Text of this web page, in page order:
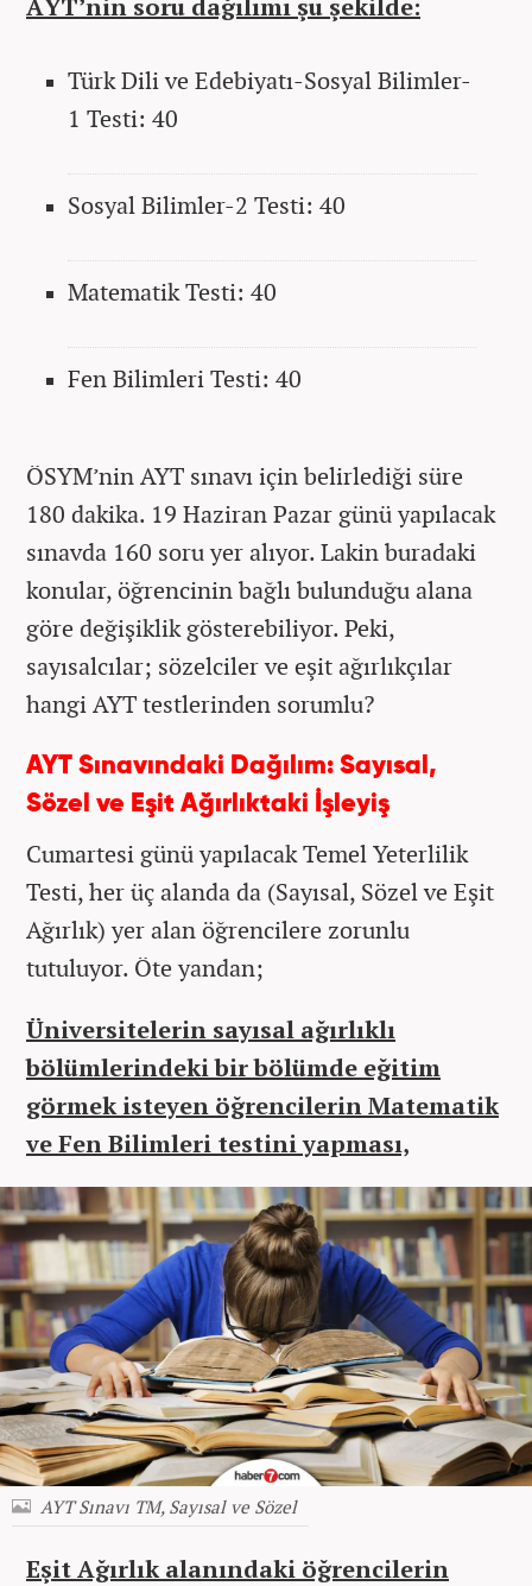
Türk Dili ve Edebiyatı-Sosyal Bilimler-
1 Testi: 40
Sosyal Bilimler-2 Testi: 40
Matematik Testi: 40
Fen Bilimleri Testi: 40
ÖSYM’nin AYT sınavı için belirlediği süre
180 dakika. 19 Haziran Pazar günü yapılacak
sınavda 160 soru yer alıyor. Lakin buradaki
konular, öğrencinin bağlı bulunduğu alana
göre değişiklik gösterebiliyor. Peki,
sayısalcılar; sözelciler ve eşit ağırlıkçılar
hangi AYT testlerinden sorumlu?
AYT Sınavındaki Dağılım: Sayısal,
Sözel ve Eşit Ağırlıktaki İşleyiş
Cumartesi günü yapılacak Temel Yeterlilik
Testi, her üç alanda da (Sayısal, Sözel ve Eşit
Ağırlık) yer alan öğrencilere zorunlu
tutuluyor. Öte yandan;
Üniversitelerin sayısal ağırlıklı
bölümlerindeki bir bölümde eğitim
görmek isteyen öğrencilerin Matematik
ve Fen Bilimleri testini yapması,
AYT Sınavı TM, Sayısal ve Sözel
Eşit Ağırlık alanındaki öğrencilerin